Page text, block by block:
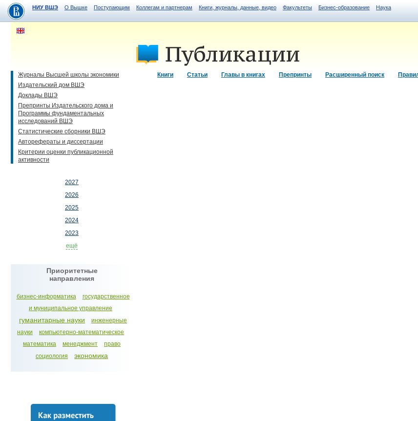
НИУ ВШЭ О Вышке Поступающим Коллегам и партнерам Книги, журналы, данные, видео Факультеты Бизнес-образование Наука
Книги Статьи Главы в книгах Препринты Расширенный поиск
Журналы Высшей школы экономики
Издательский дом ВШЭ
Доклады ВШЭ
Препринты Издательского дома и
Программы фундаментальных
исследований ВШЭ
Статистические сборники ВШЭ
Авторефераты и диссертации
Критерии оценки публикационной
активности
2027
2026
2025
2024
2023
ещё
Приоритетные
направления
бизнес-информатика
государственное
и муниципальное управление
гуманитарные науки
инженерные
науки
компьютерно-математическое
математика
менеджмент
право
социология
экономика